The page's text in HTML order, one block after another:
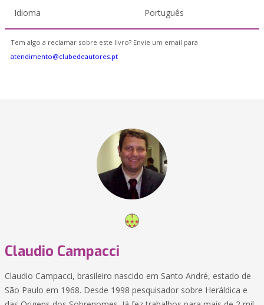
Idioma Português
Tem algo a reclamar sobre este livro? Envie um email para
atendimento@clubedeautores.pt
Claudio Campacci
Claudio Campacci, brasileiro nascido em Santo André, estado de
São Paulo em 1968. Desde 1998 pesquisador sobre Heráldica e